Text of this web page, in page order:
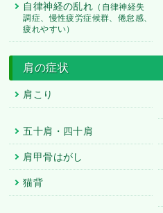
自律神経の乱れ （自律神経失
調症、慢性疲労症候群、倦怠感、
疲れやすい）
肩の症状
肩こり
五十肩・四十肩
肩甲骨はがし
猫背